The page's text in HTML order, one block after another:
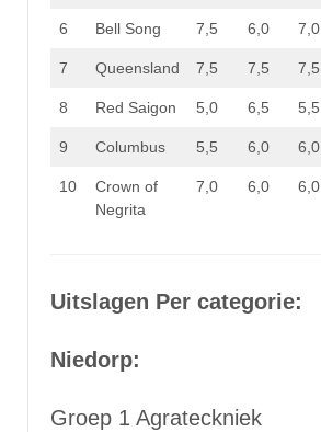
6 Bell Song 7,5 6,0 7,0
7 Queensland 7,5 7,5 7,5
8 Red Saigon 5,0 6,5 5,5
9 Columbus 5,5 6,0 6,0
10
Crown of
Negrita
7,0 6,0 6,0
Uitslagen Per categorie:
Niedorp:
Groep 1 Agrateckniek